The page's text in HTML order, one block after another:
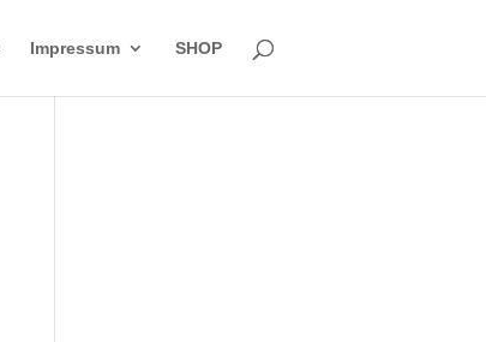
Impressum SHOP